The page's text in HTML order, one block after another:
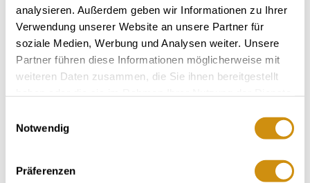
analysieren. Außerdem geben wir Informationen zu Ihrer
Verwendung unserer Website an unsere Partner für
soziale Medien, Werbung und Analysen weiter. Unsere
Partner führen diese Informationen möglicherweise mit
weiteren Daten zusammen, die Sie ihnen bereitgestellt
Notwendig
Präferenzen
Rebfläche: 24 Hektar
Gemeinde:
Nieder-Hilbersheim
Meereshöhe:220-255 m